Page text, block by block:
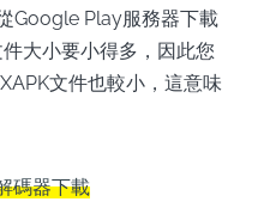
Google Play服務器下載
大小要小得多，因此您
文件也較小，這意味
碼器下載